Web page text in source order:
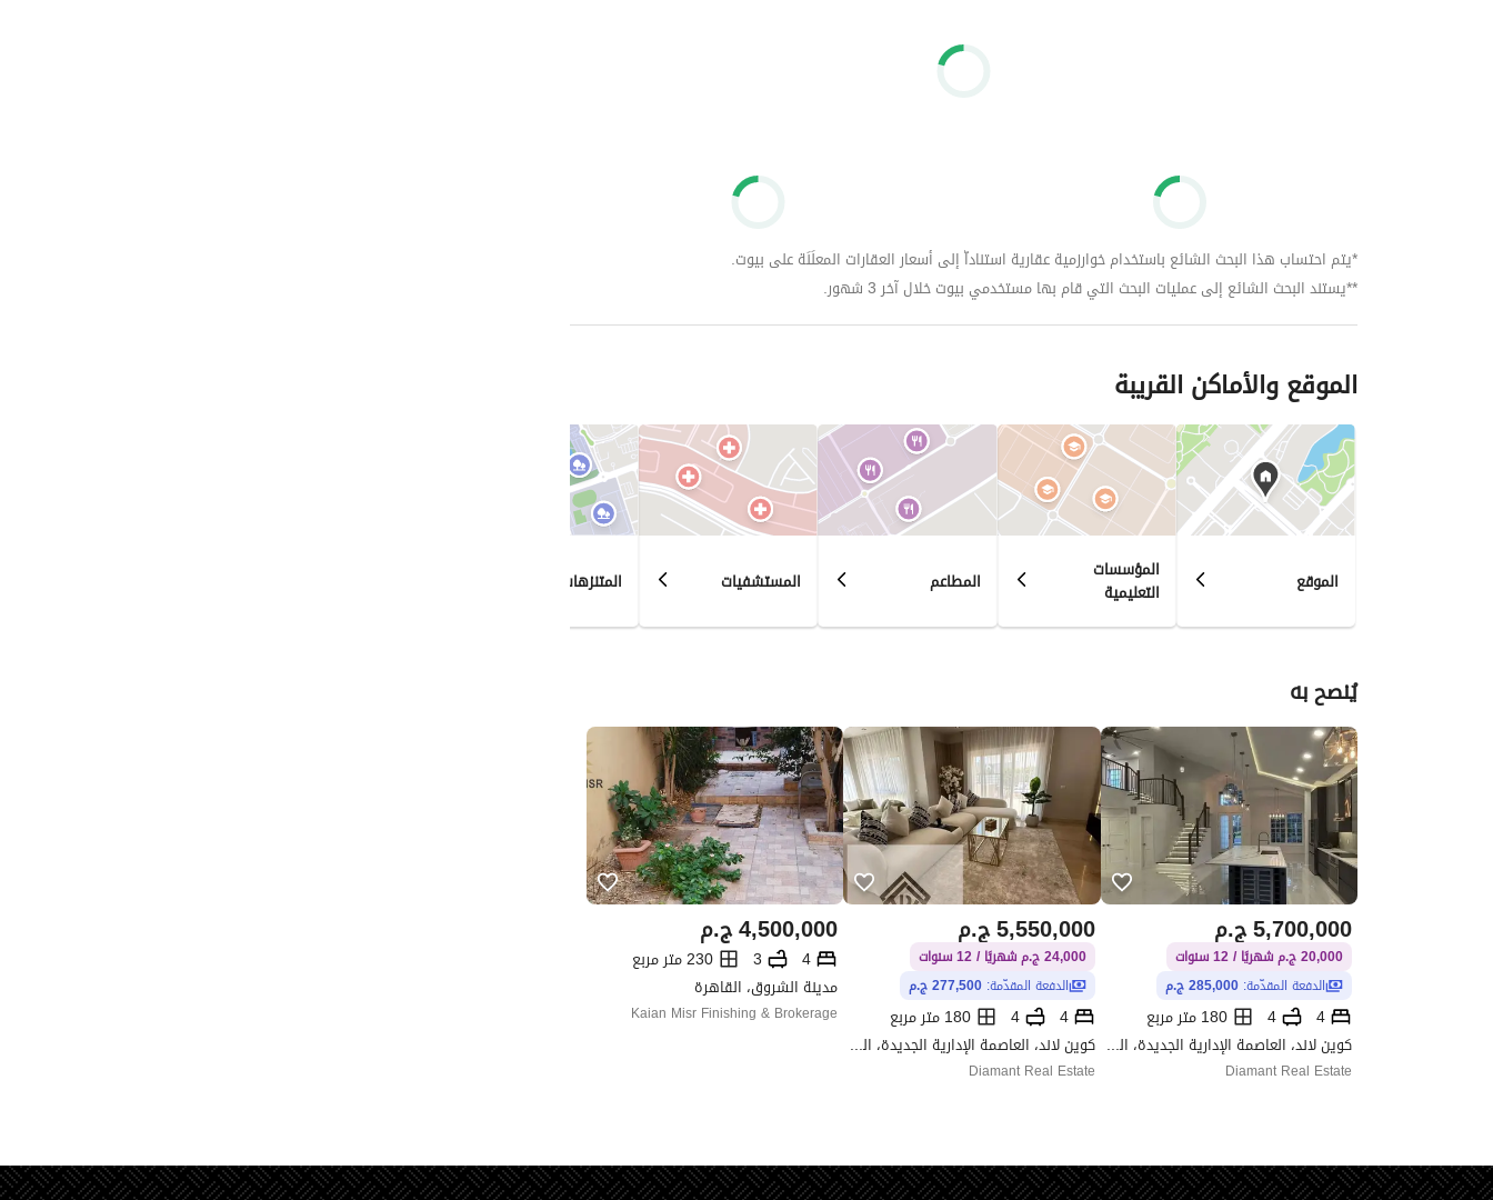
*يتم احتساب هذا البحث الشائع باستخدام خوارزمية عقارية استناداّ إلى أسعار العقارات المعلَنَة على بيوت.
**يستند البحث الشائع إلى عمليات البحث التي قام بها مستخدمي بيوت خلال آخر 3 شهور.
الموقع والأماكن القريبة
الموقع المؤسسات
التعليمية المطاعم المستشفيات المتنزهات
يُنصح به
ج.م5,700,000
20,000 ج.م شهريًا / 12 سنوات
الدفعة المقدّمة: 285,000 ج.م
4
4
180 متر مربع
كوين لاند، العاصمة الإدارية الجديدة، القاهرة
Diamant Real Estate
ج.م5,550,000
24,000 ج.م شهريًا / 12 سنوات
الدفعة المقدّمة:277,500 ج.م
4
4
180 متر مربع
كوين لاند، العاصمة الإدارية الجديدة، القاهرة
Diamant Real Estate
ج.م4,500,000
4
3
230 متر مربع
مدينة الشروق، القاهرة
Kaian Misr Finishing & Brokerage